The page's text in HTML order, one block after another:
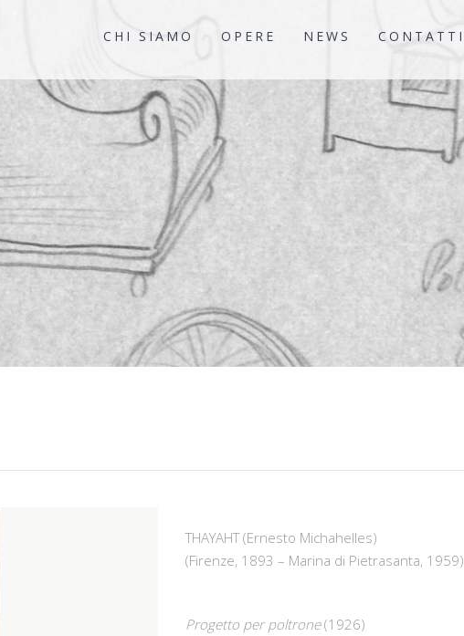
CHI SIAMO OPERE NEWS CONTATTI
THAYAHT (Ernesto Michahelles)
(Firenze, 1893 – Marina di Pietrasanta, 1959)
Progetto per poltrone(1926)